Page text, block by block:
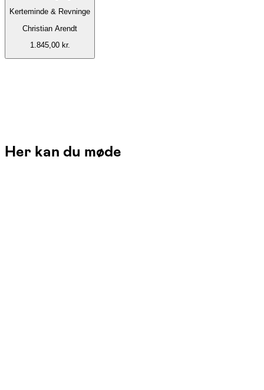
Kerteminde & Revninge
Christian Arendt
1.845,00 kr.
Her kan du møde